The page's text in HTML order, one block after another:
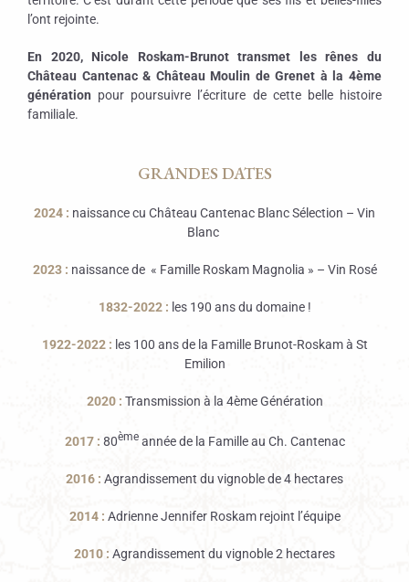
l’ont rejointe.
En 2020, Nicole Roskam-Brunot transmet les rênes du
Château Cantenac & Château Moulin de Grenet à la 4ème
génération pour poursuivre l’écriture de cette belle histoire
familiale.
GRANDES DATES
2024 : naissance cu Château Cantenac Blanc Sélection – Vin
Blanc
2023 : naissance de « Famille Roskam Magnolia » – Vin Rosé
1832-2022 : les 190 ans du domaine !
1922-2022 : les 100 ans de la Famille Brunot-Roskam à St
Emilion
2020 : Transmission à la 4ème Génération
2017 : 80ème année de la Famille au Ch. Cantenac
2016 : Agrandissement du vignoble de 4 hectares
2014 : Adrienne Jennifer Roskam rejoint l’équipe
2010 : Agrandissement du vignoble 2 hectares